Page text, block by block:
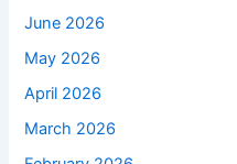
June 2026
May 2026
April 2026
March 2026